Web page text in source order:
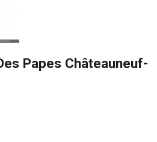
Papes Châteauneuf-